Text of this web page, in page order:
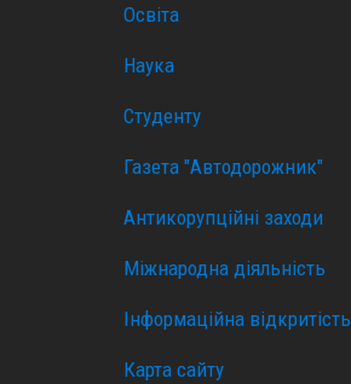
Освіта
Наука
Студенту
Газета "Автодорожник"
Антикорупційні заходи
Міжнародна діяльність
Інформаційна відкритість
Карта сайту